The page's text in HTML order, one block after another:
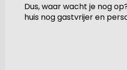
Dus, waar wacht je nog
huis nog gastvrijer en